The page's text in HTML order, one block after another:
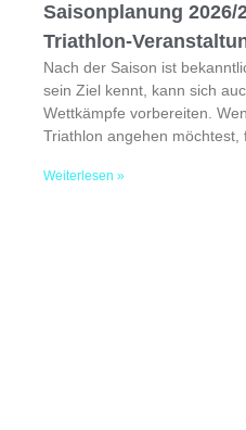
Saisonplanung 2026/
Triathlon-
Nach der Saison ist
sein Ziel kennt, kann sich
Wettkämpfe vorbereiten.
Triathlon angehen möchtest,
Weiterlesen »